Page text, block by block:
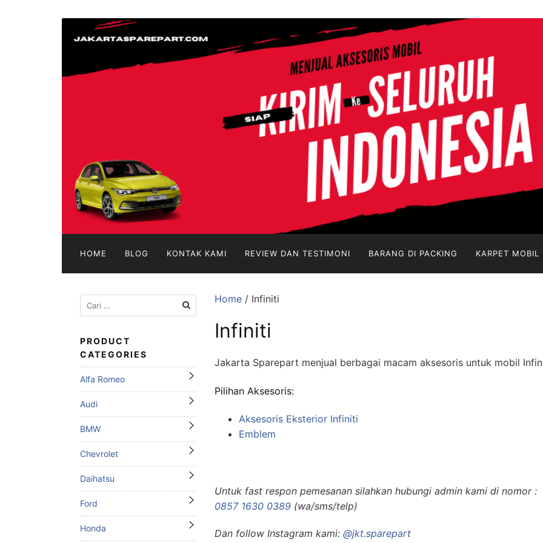
jakartasparepart
HOME BLOG KONTAK KAMI REVIEW DAN TESTIMONI BARANG DI PACKING KARPET MOBIL
Home / Infiniti
Infiniti
Jakarta Sparepart menjual berbagai macam aksesoris untuk mobil
Pilihan Aksesoris:
Aksesoris Eksterior Infiniti
Emblem
Untuk fast respon pemesanan silahkan hubungi admin kami di nomor :
0857 1630 0389 (wa/sms/telp)
Dan follow Instagram kami: @jkt.sparepart
Cari
untuk:
PRODUCT
CATEGORIES
Alfa Romeo
Audi
BMW
Chevrolet
Daihatsu
Ford
Honda